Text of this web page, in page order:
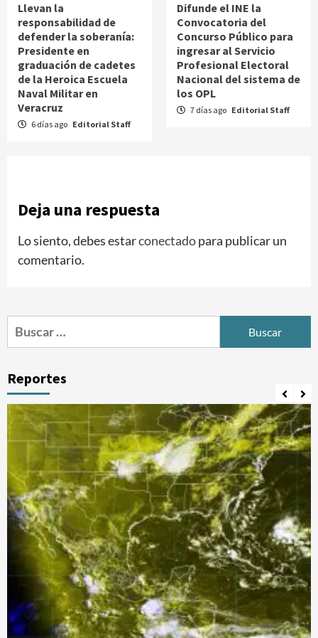
Llevan la
responsabilidad de
defender la soberanía:
Presidente en
graduación de cadetes
de la Heroica Escuela
Naval Militar en
Veracruz
6 días ago Editorial Staff
Difunde el INE la
Convocatoria del
Concurso Público para
ingresar al Servicio
Profesional Electoral
Nacional del sistema de
los OPL
7 días ago Editorial Staff
Deja una respuesta
Lo siento, debes estarconectadopara publicar un
comentario.
Buscar:
Reportes